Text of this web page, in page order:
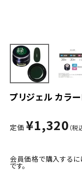
プリジェル カラー
定価 ¥1,320
会員価格で購入する
です。